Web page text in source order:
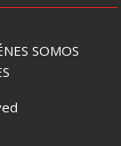
SOMOS